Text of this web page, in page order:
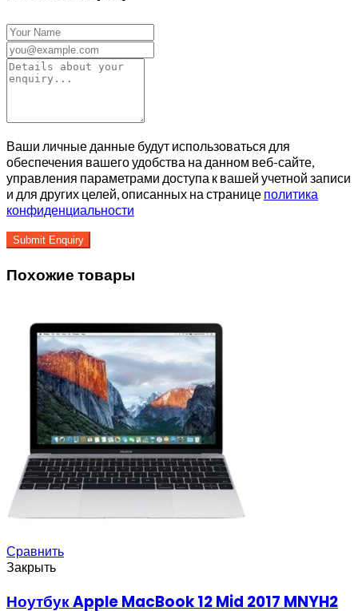
Ваши личные данные будут использоваться для
обеспечения вашего удобства на данном веб-сайте,
управления параметрами доступа к вашей учетной записи
и для других целей, описанных на странице политика
конфиденциальности
Похожие товары
Сравнить
Закрыть
Ноутбук Apple MacBook 12 Mid 2017 MNYH2